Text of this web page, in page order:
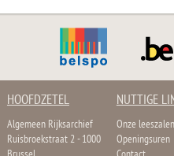
HOOFDZETEL
Algemeen Rijksarchief
Ruisbroekstraat 2 - 1000
NUTTIGE
Onze leeszalen
Openingsuren